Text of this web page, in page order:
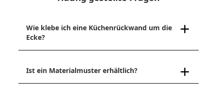
Wie klebe ich eine Küchenrückwand um die
Ecke?
Ist ein Materialmuster erhältlich?